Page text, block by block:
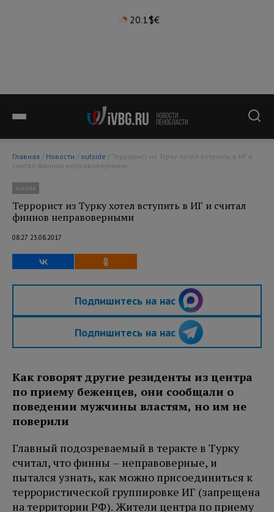
20.1°$€
Главная / Новости / outside
считал финнов неправоверными
outside
Террорист из Турку хотел вступить в ИГ и считал
финнов неправоверными
08:27 23.08.2017
Подпишитесь на нас
Подпишитесь на нас
Как говорят другие резиденты из центра
по приему беженцев, они сообщали о
поведении мужчины властям, но им не
поверили
Главный подозреваемый в теракте в Турку
считал, что финны – неправоверные, и
пытался узнать, как можно присоединиться к
террористической группировке ИГ (запрещена
на территории РФ). Жители центра по приему